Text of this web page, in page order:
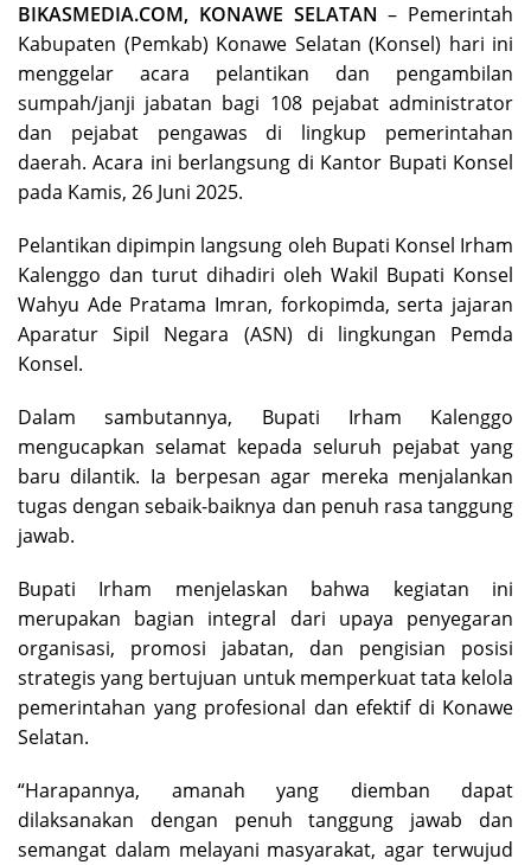
BIKASMEDIA.COM, KONAWE SELATAN – Pemerintah
Kabupaten (Pemkab) Konawe Selatan (Konsel) hari ini
menggelar acara pelantikan dan pengambilan
sumpah/janji jabatan bagi 108 pejabat administrator
dan pejabat pengawas di lingkup pemerintahan
daerah. Acara ini berlangsung di Kantor Bupati Konsel
pada Kamis, 26 Juni 2025.
Pelantikan dipimpin langsung oleh Bupati Konsel Irham
Kalenggo dan turut dihadiri oleh Wakil Bupati Konsel
Wahyu Ade Pratama Imran, forkopimda, serta jajaran
Aparatur Sipil Negara (ASN) di lingkungan Pemda
Konsel.
Dalam sambutannya, Bupati Irham Kalenggo
mengucapkan selamat kepada seluruh pejabat yang
baru dilantik. Ia berpesan agar mereka menjalankan
tugas dengan sebaik-baiknya dan penuh rasa tanggung
jawab.
Bupati Irham menjelaskan bahwa kegiatan ini
merupakan bagian integral dari upaya penyegaran
organisasi, promosi jabatan, dan pengisian posisi
strategis yang bertujuan untuk memperkuat tata kelola
pemerintahan yang profesional dan efektif di Konawe
Selatan.
“Harapannya, amanah yang diemban dapat
dilaksanakan dengan penuh tanggung jawab dan
semangat dalam melayani masyarakat, agar terwujud